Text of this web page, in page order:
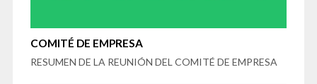
COMITÉ DE EMPRESA
RESUMEN DE LA REUNIÓN DEL COMITÉ DE EMPRESA